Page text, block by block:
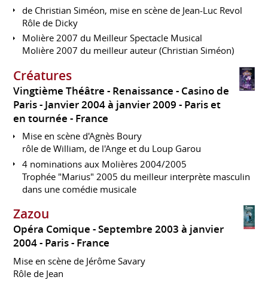
de Christian Siméon, mise en scène de Jean-Luc Revol
Rôle de Dicky
Molière 2007 du Meilleur Spectacle Musical
Molière 2007 du meilleur auteur (Christian Siméon)
Créatures
Vingtième Théâtre - Renaissance - Casino de
Paris
Janvier 2004 à janvier 2009 Paris et
en tournée
France
Mise en scène d'Agnès Boury
rôle de William, de l'Ange et du Loup Garou
4 nominations aux Molières 2004/2005
Trophée "Marius" 2005 du meilleur interprète masculin
dans une comédie musicale
Zazou
Opéra Comique
Septembre 2003 à janvier
2004 Paris France
Mise en scène de Jérôme Savary
Rôle de Jean